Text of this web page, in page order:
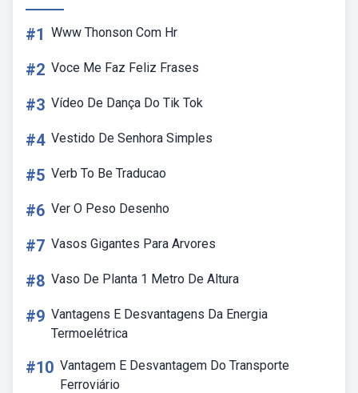
#1 Www Thonson Com Hr
#2 Voce Me Faz Feliz Frases
#3 Vídeo De Dança Do Tik Tok
#4 Vestido De Senhora Simples
#5 Verb To Be Traducao
#6 Ver O Peso Desenho
#7 Vasos Gigantes Para Arvores
#8 Vaso De Planta 1 Metro De Altura
#9 Vantagens E Desvantagens Da Energia
Termoelétrica
#10 Vantagem E Desvantagem Do Transporte
Ferroviário